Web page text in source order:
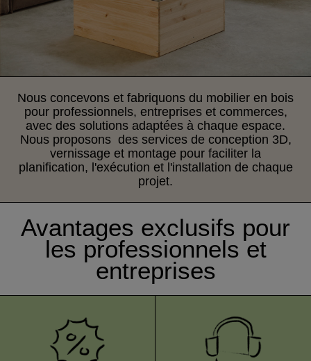
Nous concevons et fabriquons du mobilier en bois
pour professionnels, entreprises et commerces,
avec des solutions adaptées à chaque espace.
Nous proposons des services de conception 3D,
vernissage et montage pour faciliter la
planification, l'exécution et l'installation de chaque
projet.
Avantages exclusifs pour
les professionnels et
entreprises